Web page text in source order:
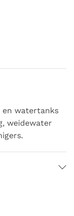
en watertanks
weidewater